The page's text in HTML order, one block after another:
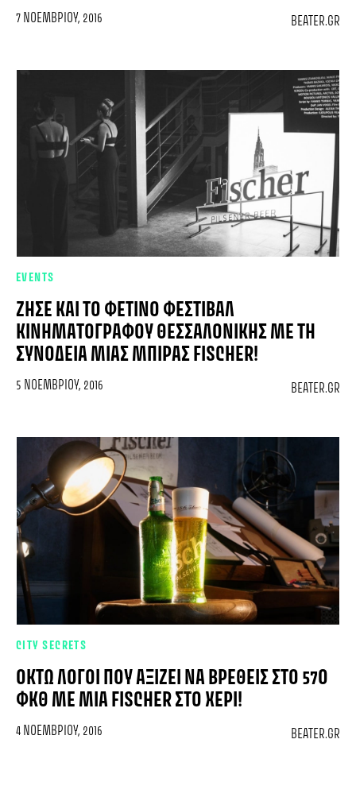
7 ΝΟΕΜΒΡΊΟΥ, 2016 BEATER.GR
EVENTS
ΖΉΣΕ ΚΑΙ ΤΟ ΦΕΤΙΝΌ ΦΕΣΤΙΒΆΛ
ΚΙΝΗΜΑΤΟΓΡΆΦΟΥ ΘΕΣΣΑΛΟΝΊΚΗΣ ΜΕ ΤΗ
ΣΥΝΟΔΕΊΑ ΜΙΑΣ ΜΠΊΡΑΣ FISCHER!
5 ΝΟΕΜΒΡΊΟΥ, 2016 BEATER.GR
CITY SECRETS
ΟΚΤΏ ΛΌΓΟΙ ΠΟΥ ΑΞΊΖΕΙ ΝΑ ΒΡΕΘΕΊΣ ΣΤΟ 57Ο
ΦΚΘ ΜΕ ΜΙΑ FISCHER ΣΤΟ ΧΈΡΙ!
4 ΝΟΕΜΒΡΊΟΥ, 2016 BEATER.GR